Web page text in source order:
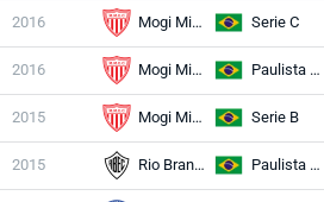
2016 Mogi Mirim Serie C
2016 Mogi Mirim Paulista A1
2015 Mogi Mirim Serie B
2015 Rio Branco Paulista A2